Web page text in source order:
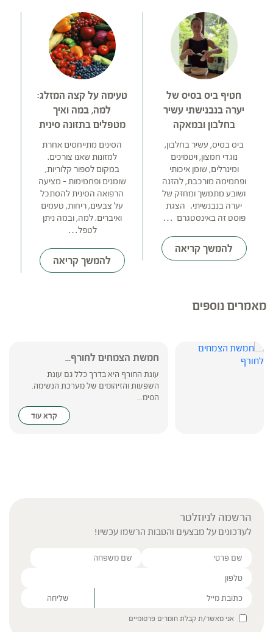
חטיף ביס בסיס של
יערה בנבנישתי עשיר
בחלבון ובמאקה
ביס בסיס, עשיר בחלבון,
נוגדי חמצון, ויטמינים
ומינרלים, שומן איכותי
ופחמימה מורכבת, להזנה
ושובע מתמשך ומחזק של
יערה בנבנשיתי. הצגת
פוסט זה באינסטגרם …
להמשך קריאה
טעימה על קצה המזלג:
למה, במה ואיך
מטפלים בתזונה סינית
הסינים מתייחסים אחרת
למזונות שאנו צורכים.
במקום לספור קלוריות,
שומנים ופחמימות – מציעה
הרפואה הסינית להסתכל
על צבעים, ריחות, טעמים
ואיברים. למה, ובמה ניתן
לטפל…
להמשך קריאה
מאמרים נוספים
חמשת הצמחים לחורף...
עונת החורף היא בדרך כלל גם עונת
השפעות והזיהומים של מערכת הנשימה.
הסימ...
קרא עוד
הרשמה לניוזלטר
לעדכונים על מבצעים והטבות הרשמו עכשיו!
Please leave this field empty.
אני מאשר/ת קבלת חומרים פרסומיים